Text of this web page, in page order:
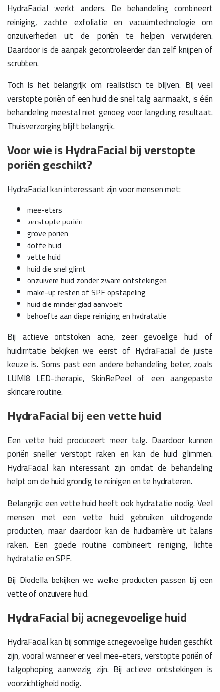
HydraFacial werkt anders. De behandeling combineert
reiniging, zachte exfoliatie en vacuümtechnologie om
onzuiverheden uit de poriën te helpen verwijderen.
Daardoor is de aanpak gecontroleerder dan zelf knijpen of
scrubben.
Toch is het belangrijk om realistisch te blijven. Bij veel
verstopte poriën of een huid die snel talg aanmaakt, is één
behandeling meestal niet genoeg voor langdurig resultaat.
Thuisverzorging blijft belangrijk.
Voor wie is HydraFacial bij verstopte
poriën geschikt?
HydraFacial kan interessant zijn voor mensen met:
mee-eters
verstopte poriën
grove poriën
doffe huid
vette huid
huid die snel glimt
onzuivere huid zonder zware ontstekingen
make-up resten of SPF opstapeling
huid die minder glad aanvoelt
behoefte aan diepe reiniging en hydratatie
Bij actieve ontstoken acne, zeer gevoelige huid of
huidirritatie bekijken we eerst of HydraFacial de juiste
keuze is. Soms past een andere behandeling beter, zoals
LUMI8 LED-therapie, SkinRePeel of een aangepaste
skincare routine.
HydraFacial bij een vette huid
Een vette huid produceert meer talg. Daardoor kunnen
poriën sneller verstopt raken en kan de huid glimmen.
HydraFacial kan interessant zijn omdat de behandeling
helpt om de huid grondig te reinigen en te hydrateren.
Belangrijk: een vette huid heeft ook hydratatie nodig. Veel
mensen met een vette huid gebruiken uitdrogende
producten, maar daardoor kan de huidbarrière uit balans
raken. Een goede routine combineert reiniging, lichte
hydratatie en SPF.
Bij Diodella bekijken we welke producten passen bij een
vette of onzuivere huid.
HydraFacial bij acnegevoelige huid
HydraFacial kan bij sommige acnegevoelige huiden geschikt
zijn, vooral wanneer er veel mee-eters, verstopte poriën of
talgophoping aanwezig zijn. Bij actieve ontstekingen is
voorzichtigheid nodig.